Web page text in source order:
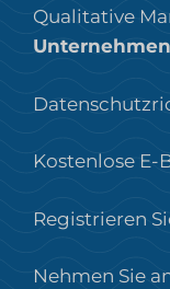
Qualitative
Unternehmen
Kostenlose E-
Registrieren
Nehmen Sie